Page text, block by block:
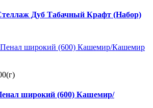
Дуб Табачный Крафт (Набор)
широкий (600) Кашемир/